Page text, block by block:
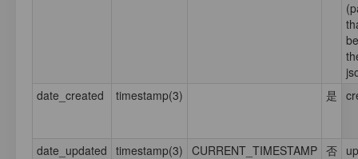
date_created
timestamp(3) 是
date_updated timestamp(3) CURRENT_TIMESTAMP 否